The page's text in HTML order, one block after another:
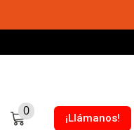
0 ¡Llámanos!